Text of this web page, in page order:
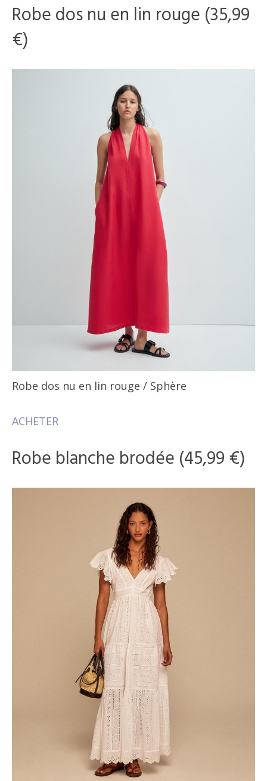
Robe dos nu en lin rouge (35,99
€)
Robe dos nu en lin rouge / Sphère
ACHETER
Robe blanche brodée (45,99 €)